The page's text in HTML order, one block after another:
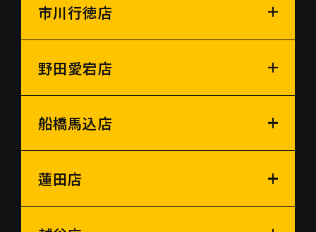
市川行徳店
野田愛宕店
船橋馬込店
蓮田店